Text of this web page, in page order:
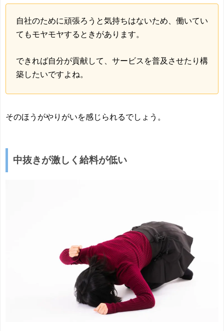
自社のために頑張ろうと気持ちはないため、働いてい
てもモヤモヤするときがあります。
できれば自分が貢献して、サービスを普及させたり構
築したいですよね。
そのほうがやりがいを感じられるでしょう。
中抜きが激しく給料が低い